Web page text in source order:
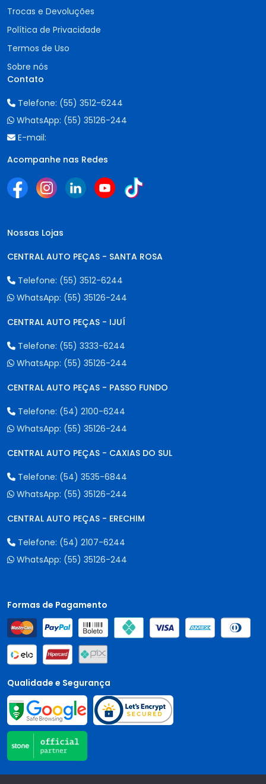
Trocas e Devoluções
Política de Privacidade
Termos de Uso
Sobre nós
Contato
Telefone: (55) 3512-6244
WhatsApp: (55) 35126-244
E-mail:
Acompanhe nas Redes
Nossas Lojas
CENTRAL AUTO PEÇAS - SANTA ROSA
Telefone: (55) 3512-6244
WhatsApp: (55) 35126-244
CENTRAL AUTO PEÇAS - IJUÍ
Telefone: (55) 3333-6244
WhatsApp: (55) 35126-244
CENTRAL AUTO PEÇAS - PASSO FUNDO
Telefone: (54) 2100-6244
WhatsApp: (55) 35126-244
CENTRAL AUTO PEÇAS - CAXIAS DO SUL
Telefone: (54) 3535-6844
WhatsApp: (55) 35126-244
CENTRAL AUTO PEÇAS - ERECHIM
Telefone: (54) 2107-6244
WhatsApp: (55) 35126-244
Formas de Pagamento
Qualidade e Segurança